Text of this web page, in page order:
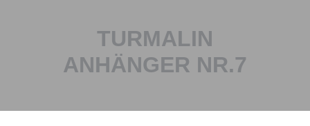
TURMALIN
ANHÄNGER NR.7